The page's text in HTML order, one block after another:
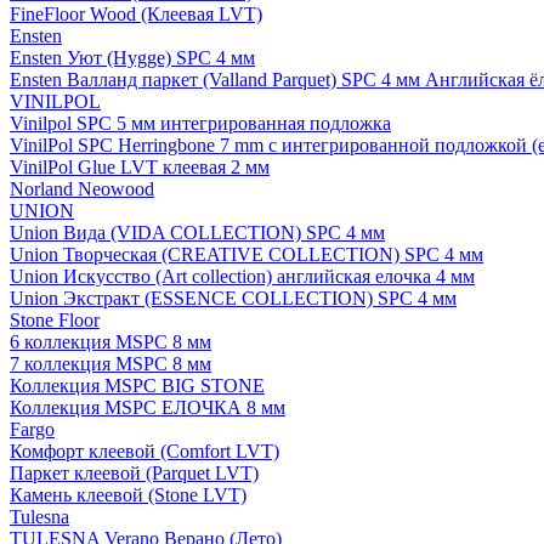
FineFloor Wood (Клеевая LVT)
Ensten
Ensten Уют (Hygge) SPC 4 мм
Ensten Валланд паркет (Valland Parquet) SPC 4 мм Английская
VINILPOL
Vinilpol SPC 5 мм интегрированная подложка
VinilPol SPC Herringbone 7 mm с интегрированной подложкой
VinilPol Glue LVT клеевая 2 мм
Norland Neowood
UNION
Union Вида (VIDA COLLECTION) SPC 4 мм
Union Творческая (CREATIVE COLLECTION) SPC 4 мм
Union Искусство (Art collection) английская елочка 4 мм
Union Экстракт (ESSENCE COLLECTION) SPC 4 мм
Stone Floor
6 коллекция MSPC 8 мм
7 коллекция MSPC 8 мм
Коллекция MSPC BIG STONE
Коллекция MSPC ЕЛОЧКА 8 мм
Fargo
Комфорт клеевой (Comfort LVT)
Паркет клеевой (Parquet LVT)
Камень клеевой (Stone LVT)
Tulesna
TULESNA Verano Верано (Лето)